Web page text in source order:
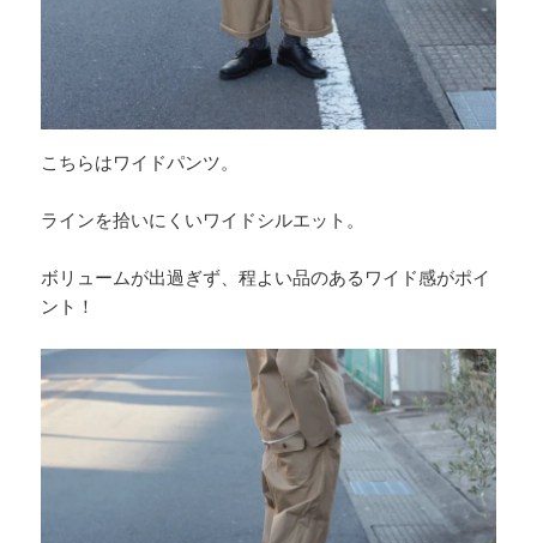
こちらはワイドパンツ。
ラインを拾いにくいワイドシルエット。
ボリュームが出過ぎず、程よい品のあるワイド感がポイ
ント！